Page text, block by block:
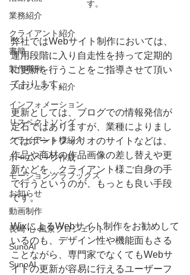
業務紹介
クライアント紹介
書簡
製作事例
プロジェクト紹介
インフォメーション
リスペクトソング
クライアント様紹介
ホームページ作成
モーショングラフックス
お知らせ
動画制作
長崎 心 風景プロジェクト
SunoAI
SunoAI
す。
弊社ではWebサイト制作においては、
運用段階に入り自走性を持って定期的
に更新を行うことをご指導させて頂い
ております。
更新としては、ブログでの情報発信が
定石ではありますが、業種によりまし
てはポートフォリオのサイトなどは、
作品や商材の作品画像の差し替えや更
新などを、クライアント様ご自身の手
で行うというのが、もっとも良い手段
です。
WixによるWebサイト制作をお勧めして
いるのも、デザイン性や機能面もさる
ことながら、専門家でなくてもWebサ
イトの更新が容易に行えるユーザーフ